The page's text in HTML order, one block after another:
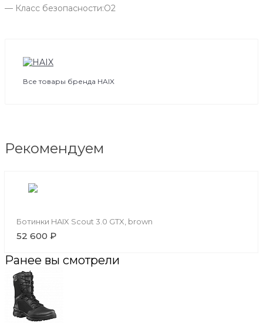
— Класс безопасности:О2
Все товары бренда HAIX
Рекомендуем
Ботинки HAIX Scout 3.0 GTX, brown
52 600 ₽
Ранее вы смотрели